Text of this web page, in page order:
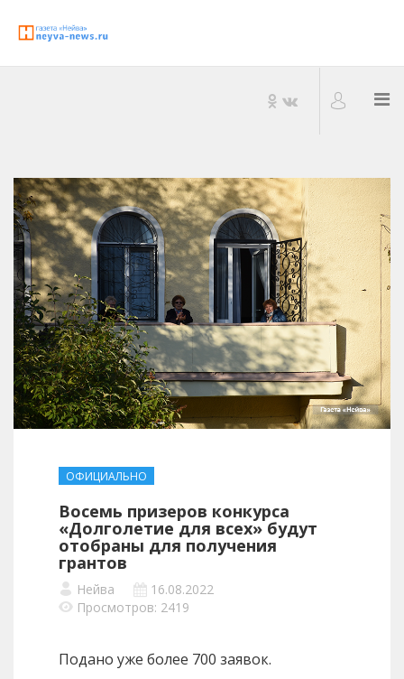
ОФИЦИАЛЬНО
Восемь призеров конкурса
«Долголетие для всех» будут
отобраны для получения
грантов
Нейва
16.08.2022
Просмотров: 2419
Подано уже более 700 заявок.